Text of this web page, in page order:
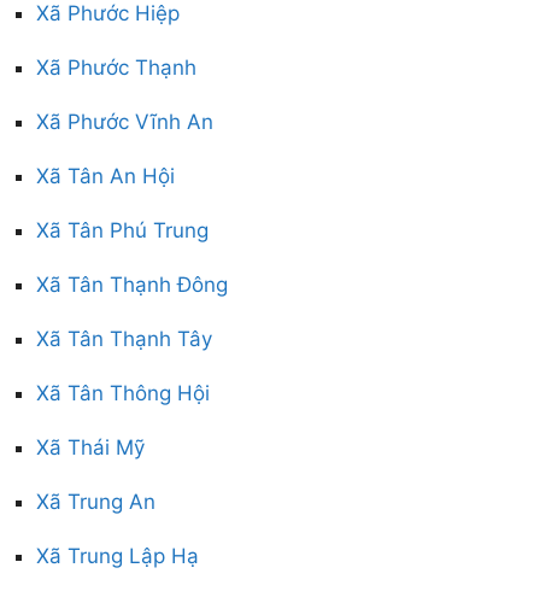
Xã Phước Hiệp
Xã Phước Thạnh
Xã Phước Vĩnh An
Xã Tân An Hội
Xã Tân Phú Trung
Xã Tân Thạnh Đông
Xã Tân Thạnh Tây
Xã Tân Thông Hội
Xã Thái Mỹ
Xã Trung An
Xã Trung Lập Hạ